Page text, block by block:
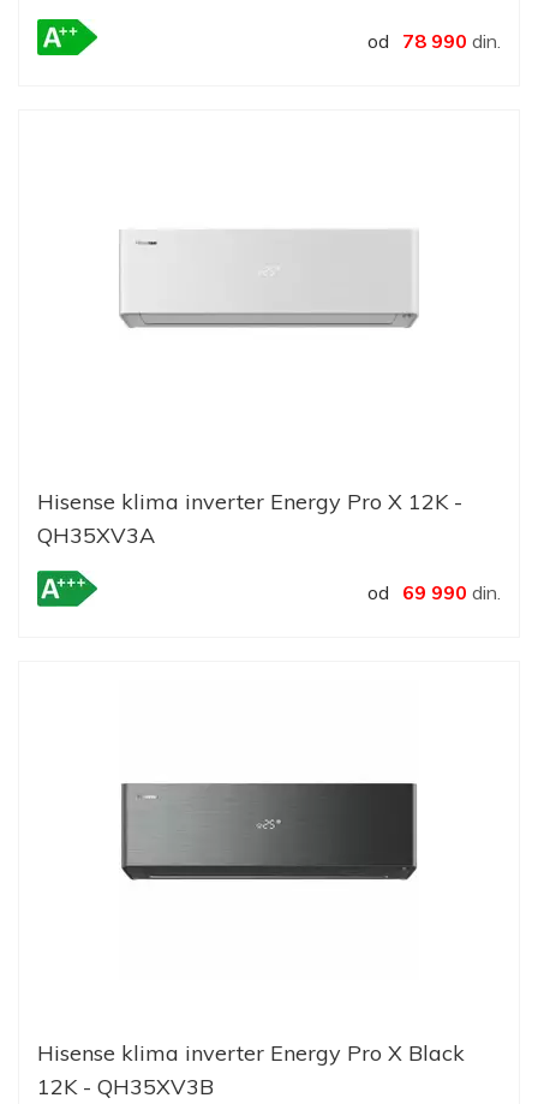
od 78 990 din.
Hisense klima inverter Energy Pro X 12K -
QH35XV3A
od 69 990 din.
Hisense klima inverter Energy Pro X Black
12K - QH35XV3B